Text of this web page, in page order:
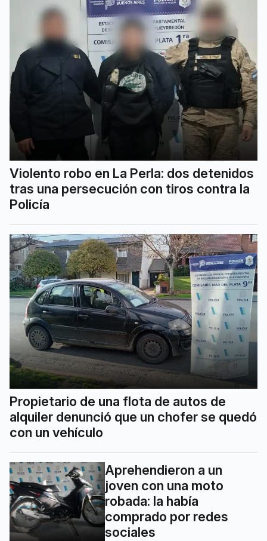
Violento robo en La Perla: dos detenidos
tras una persecución con tiros contra la
Policía
Propietario de una flota de autos de
alquiler denunció que un chofer se quedó
con un vehículo
Aprehendieron a un
joven con una moto
robada: la había
comprado por redes
sociales